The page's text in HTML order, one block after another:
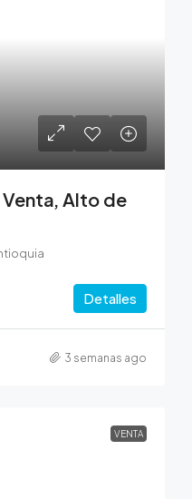
Alto de
Detalles
3 semanas ago
VENTA